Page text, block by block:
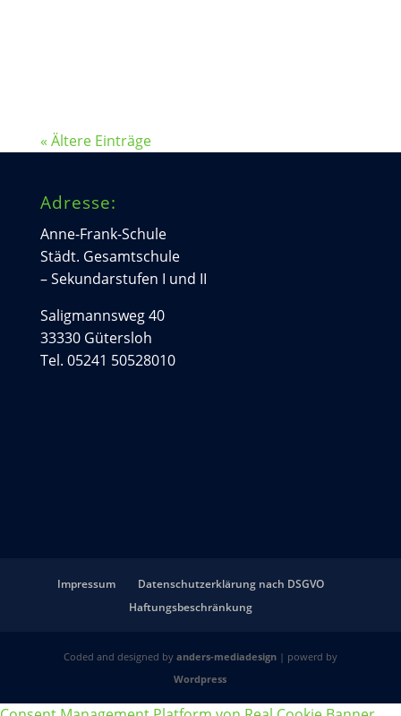
« Ältere Einträge
Adresse:
Anne-Frank-Schule
Städt. Gesamtschule
– Sekundarstufen I und II
Saligmannsweg 40
33330 Gütersloh
Tel. 05241 50528010
Impressum
Datenschutzerklärung nach DSGVO
Haftungsbeschränkung
Coded and designed by anders-mediadesign| powerd by
Wordpress